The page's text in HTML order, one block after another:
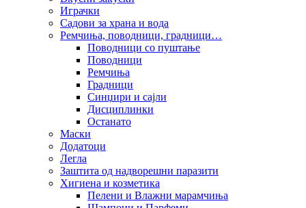
Играчки
Садови за храна и вода
Ремчиња, поводници, градници…
Поводници со пуштање
Поводници
Ремчиња
Градници
Синџири и сајли
Дисциплинки
Останато
Маски
Додатоци
Легла
Заштита од надворешни паразити
Хигиена и козметика
Пелени и Влажни марамчиња